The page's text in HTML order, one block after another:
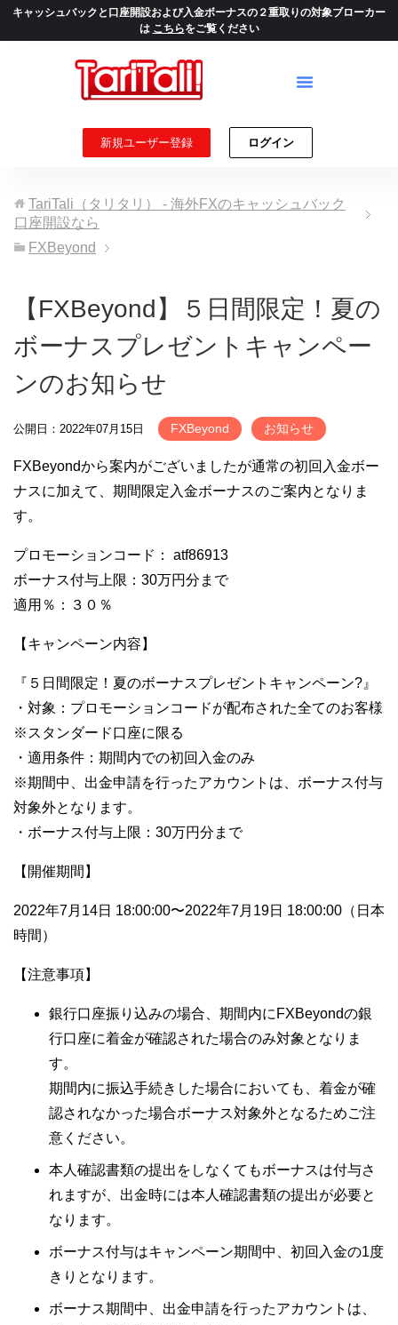
キャッシュバックと口座開設および入金ボーナスの２重取りの対象ブローカー
は こちらをご覧ください
新規ユーザー登録 ログイン
TariTali（タリタリ） - 海外FXのキャッシュバック
口座開設なら
FXBeyond
【FXBeyond】５日間限定！夏の
ボーナスプレゼントキャンペー
ンのお知らせ
公開日：2022年07月15日 FXBeyond お知らせ
FXBeyondから案内がございましたが通常の初回入金ボー
ナスに加えて、期間限定入金ボーナスのご案内となりま
す。
プロモーションコード： atf86913
ボーナス付与上限：30万円分まで
適用％：３０％
【キャンペーン内容】
『５日間限定！夏のボーナスプレゼントキャンペーン?』
・対象：プロモーションコードが配布された全てのお客様
※スタンダード口座に限る
・適用条件：期間内での初回入金のみ
※期間中、出金申請を行ったアカウントは、ボーナス付与
対象外となります。
・ボーナス付与上限：30万円分まで
【開催期間】
2022年7月14日 18:00:00〜2022年7月19日 18:00:00（日本
時間）
【注意事項】
銀行口座振り込みの場合、期間内にFXBeyondの銀
行口座に着金が確認された場合のみ対象となりま
す。
期間内に振込手続きした場合においても、着金が確
認されなかった場合ボーナス対象外となるためご注
意ください。
本人確認書類の提出をしなくてもボーナスは付与さ
れますが、出金時には本人確認書類の提出が必要と
なります。
ボーナス付与はキャンペーン期間中、初回入金の1度
きりとなります。
ボーナス期間中、出金申請を行ったアカウントは、